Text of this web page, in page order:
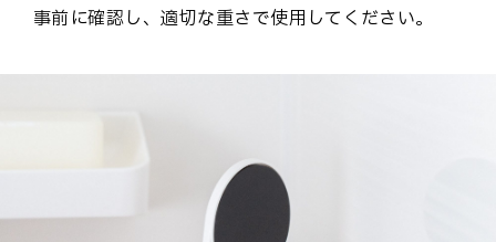
事前に確認し、適切な重さで使用してください。